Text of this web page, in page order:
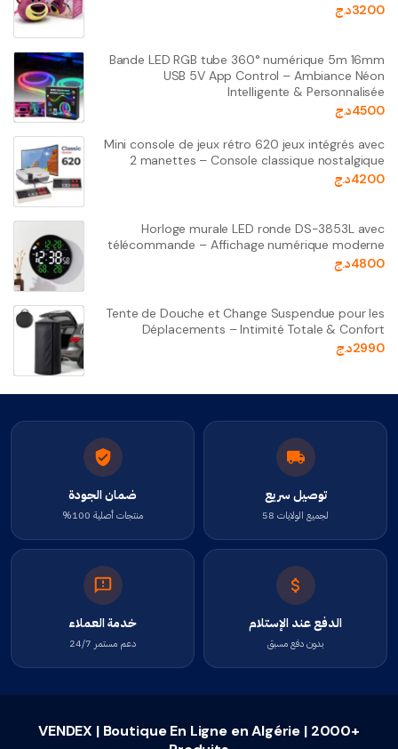
3200د.ج
Bande LED RGB tube 360° numérique 5m 16mm
USB 5V App Control – Ambiance Néon
Intelligente & Personnalisée
4500د.ج
Mini console de jeux rétro 620 jeux intégrés avec
2 manettes – Console classique nostalgique
4200د.ج
Horloge murale LED ronde DS-3853L avec
télécommande – Affichage numérique moderne
4800د.ج
Tente de Douche et Change Suspendue pour les
Déplacements – Intimité Totale & Confort
2990د.ج
توصيل سريع
لجميع الولايات 58
ضمان الجودة
منتجات أصلية 100%
الدفع عند الإستلام
بدون دفع مسبق
خدمة العملاء
دعم مستمر 24/7
VENDEX | Boutique En Ligne en Algérie | 2000+